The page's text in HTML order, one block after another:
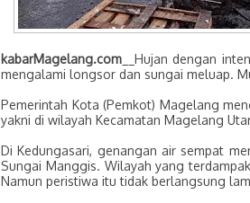
kabarMagelang.com __Hujan dengan
mengalami longsor dan sungai meluap.
Pemerintah Kota (Pemkot) Magelang
yakni di wilayah Kecamatan Magelang
Di Kedungasari, genangan air sempat
Sungai Manggis. Wilayah yang
Namun peristiwa itu tidak berlangsung